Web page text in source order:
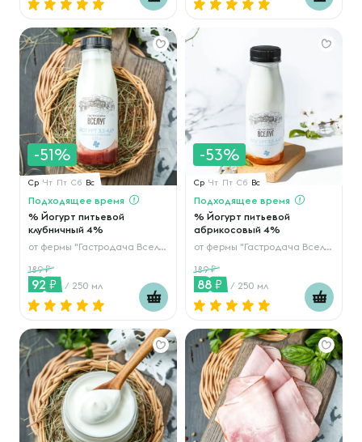
-51%
Ср Чт Пт Сб Вс
Подходящее время
% Йогурт питьевой
клубничный 4%
от фермы "Гастродача Вселуг"
189
92 / 250 мл
-53%
Ср Чт Пт Сб Вс
Подходящее время
% Йогурт питьевой
абрикосовый 4%
от фермы "Гастродача Вселуг"
189
88 / 250 мл